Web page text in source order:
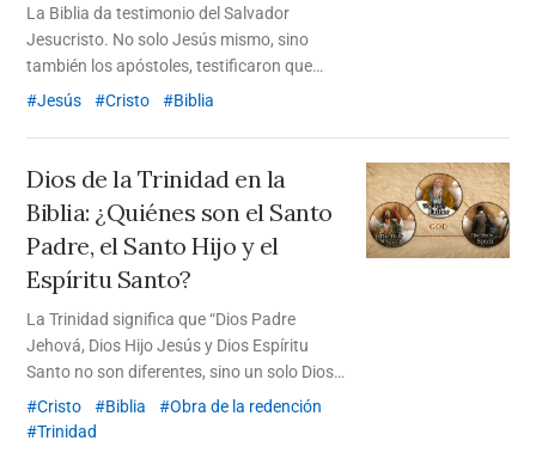
La Biblia da testimonio del Salvador
Jesucristo. No solo Jesús mismo, sino
también los apóstoles, testificaron que
Jesucristo es el Salvador a través de la
Biblia da testimonio, muestra que no
creemos en la Biblia ni en Dios.
Jesús Cristo Biblia
Dios de la Trinidad en la
Biblia: ¿Quiénes son el Santo
Padre, el Santo Hijo y el
Espíritu Santo?
La Trinidad significa que “Dios Padre
Jehová, Dios Hijo Jesús y Dios Espíritu
Santo no son diferentes, sino un solo Dios”.
El Dios de la Trinidad dividió su obra de
redención en tres épocas, y trabajó con un
Cristo Biblia
Obra de la redención
Trinidad